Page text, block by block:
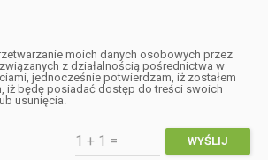
moich danych osobowych przez
z działalnością pośrednictwa w
jednocześnie potwierdzam, iż zostałem
iż będę posiadać dostęp do treści swoich
usunięcia.